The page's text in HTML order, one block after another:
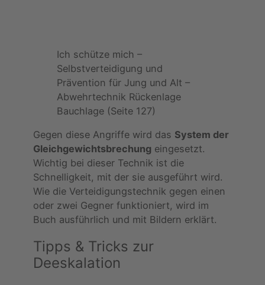
Ich schütze mich –
Selbstverteidigung und
Prävention für Jung und Alt –
Abwehrtechnik Rückenlage
Bauchlage (Seite 127)
Gegen diese Angriffe wird das System der
Gleichgewichtsbrechung eingesetzt.
Wichtig bei dieser Technik ist die
Schnelligkeit, mit der sie ausgeführt wird.
Wie die Verteidigungstechnik gegen einen
oder zwei Gegner funktioniert, wird im
Buch ausführlich und mit Bildern erklärt.
Tipps & Tricks zur
Deeskalation